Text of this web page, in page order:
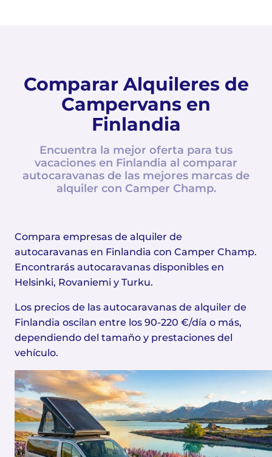
Comparar Alquileres de
Campervans en
Finlandia
Encuentra la mejor oferta para tus
vacaciones en Finlandia al comparar
autocaravanas de las mejores marcas de
alquiler con Camper Champ.
Compara empresas de alquiler de
autocaravanas en Finlandia con Camper Champ.
Encontrarás autocaravanas disponibles en
Helsinki, Rovaniemi y Turku.
Los precios de las autocaravanas de alquiler de
Finlandia oscilan entre los 90-220 €/día o más,
dependiendo del tamaño y prestaciones del
vehículo.